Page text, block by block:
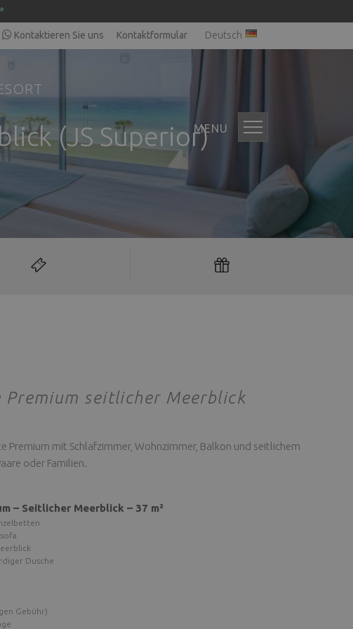
Kontaktieren Sie uns Kontaktformular Deutsch
MENU
(JS Superior)
Premium seitlicher Meerblick
Premium mit Schlafzimmer, Wohnzimmer, Balkon und seitlichem
oder Familien.
– Seitlicher Meerblick – 37 m²
Dusche
Gebühr)